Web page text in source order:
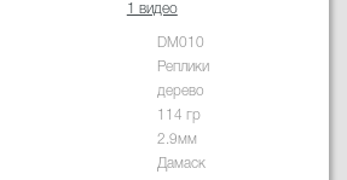
1 видео
DM010
Реплики
дерево
114 гр
2.9мм
Дамаск